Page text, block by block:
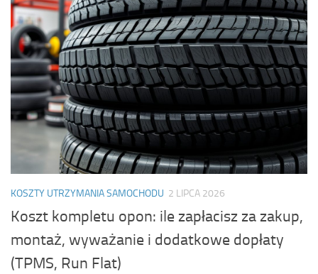
KOSZTY UTRZYMANIA SAMOCHODU 2 LIPCA 2026
Koszt kompletu opon: ile zapłacisz za zakup,
montaż, wyważanie i dodatkowe dopłaty
(TPMS, Run Flat)